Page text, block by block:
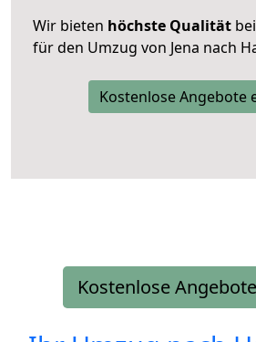
Wir bieten höchste Qualität
für den Umzug von Jena nach
Kostenlose Angebote
Kostenlose